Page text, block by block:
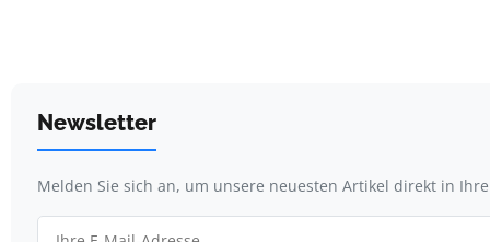
Newsletter
Melden Sie sich an, um unsere neuesten Artikel direkt in